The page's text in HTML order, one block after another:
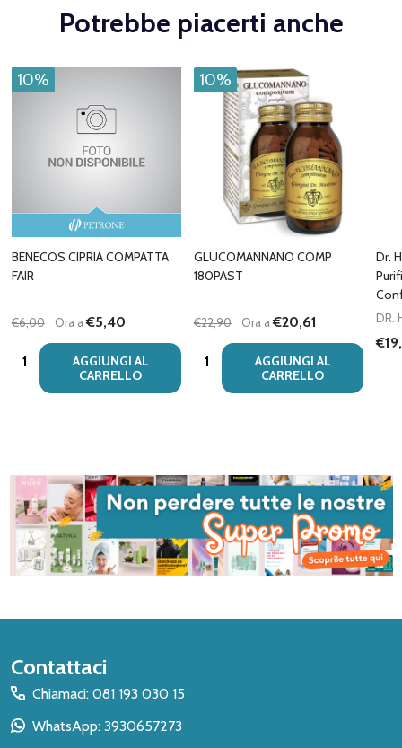
Potrebbe piacerti anche
10%
BENECOS CIPRIA COMPATTA
FAIR
€6,00 Ora a€5,40
Quantità:
AGGIUNGI AL
CARRELLO
10%
GLUCOMANNANO COMP
180PAST
€22,90 Ora a€20,61
Quantità:
AGGIUNGI AL
CARRELLO
Dr.
DR.
Inizio
del
piè
Contattaci
Chiamaci: 081 193 030 15
WhatsApp: 3930657273